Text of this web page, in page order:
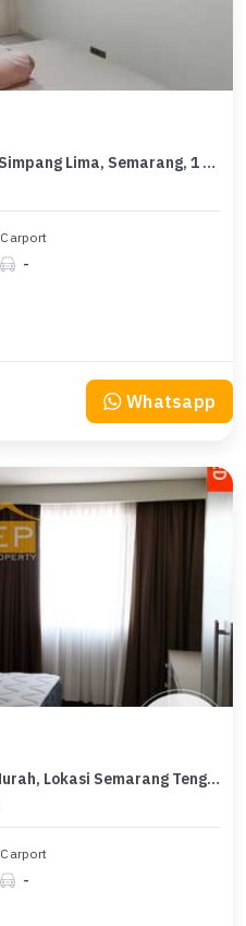
Kontrak Apartemen Murah di Simpang Lima, Semarang, 1 KT
Carport
-
Whatsapp
Apartemen Minimalis Harga Murah, Lokasi Semarang Tengah, Semarang
Carport
-